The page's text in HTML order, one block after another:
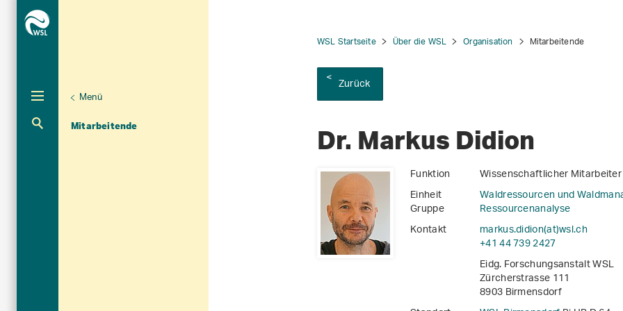
Unternavigation
Menü
Mitarbeitende
Aktuelle Navigation
WSL Startseite Über die WSL Organisation Mitarbeitende
Zurück
Dr. Markus Didion
Funktion
Wissenschaftlicher Mitarbeiter
Einheit
Waldressourcen und
Gruppe
Ressourcenanalyse
Kontakt
markus.didion(at)wsl.ch
+41 44 739 2427
Eidg. Forschungsanstalt WSL
Zürcherstrasse 111
8903 Birmensdorf